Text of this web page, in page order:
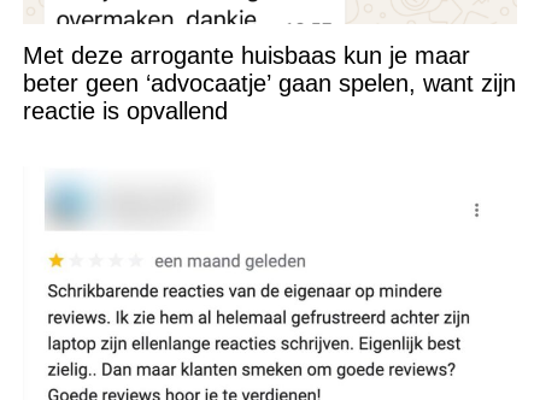
Met deze arrogante huisbaas kun je maar
beter geen ‘advocaatje’ gaan spelen, want zijn
reactie is opvallend